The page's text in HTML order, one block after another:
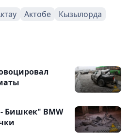
Актобе
Кызылорда
Бишкек" BMW